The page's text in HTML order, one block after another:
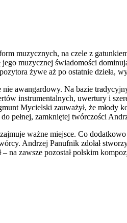
muzycznych, na czele z
muzycznej świadomości
żywe aż po ostatnie dzieła,
awangardowy. Na bazie
instrumentalnych, uwertury i
Mycielski zauważył, że młody
pełnej, zamkniętej twórczości
ważne miejsce. Co
Andrzej Panufnik zdołał
na zawsze pozostał polskim